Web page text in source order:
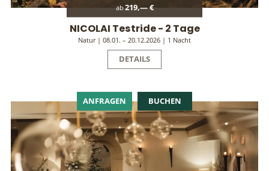
ab219,— €
NICOLAI Testride - 2 Tage
Natur | 08.01. – 20.12.2026 | 1 Nacht
DETAILS
ANFRAGEN BUCHEN